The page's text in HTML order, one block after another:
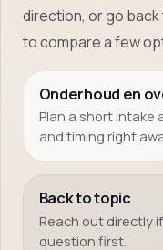
direction, or go back
to compare a few
Onderhoud en
Plan a short intake
and timing right
Back to topic
Reach out directly
question first.